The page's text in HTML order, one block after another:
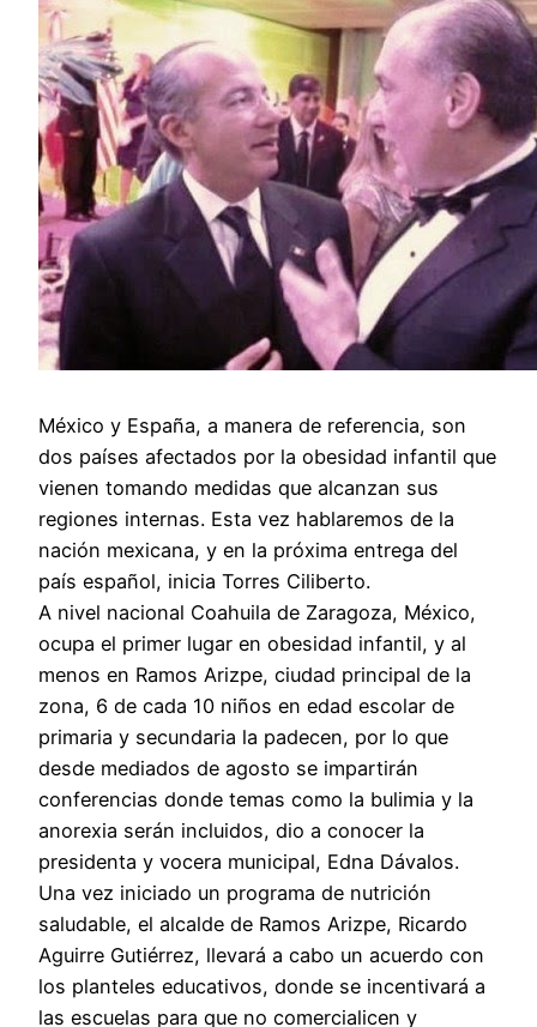
México y España, a manera de referencia, son
dos países afectados por la obesidad infantil que
vienen tomando medidas que alcanzan sus
regiones internas. Esta vez hablaremos de la
nación mexicana, y en la próxima entrega del
país español, inicia Torres Ciliberto.
A nivel nacional Coahuila de Zaragoza, México,
ocupa el primer lugar en obesidad infantil, y al
menos en Ramos Arizpe, ciudad principal de la
zona, 6 de cada 10 niños en edad escolar de
primaria y secundaria la padecen, por lo que
desde mediados de agosto se impartirán
conferencias donde temas como la bulimia y la
anorexia serán incluidos, dio a conocer la
presidenta y vocera municipal, Edna Dávalos.
Una vez iniciado un programa de nutrición
saludable, el alcalde de Ramos Arizpe, Ricardo
Aguirre Gutiérrez, llevará a cabo un acuerdo con
los planteles educativos, donde se incentivará a
las escuelas para que no comercialicen y